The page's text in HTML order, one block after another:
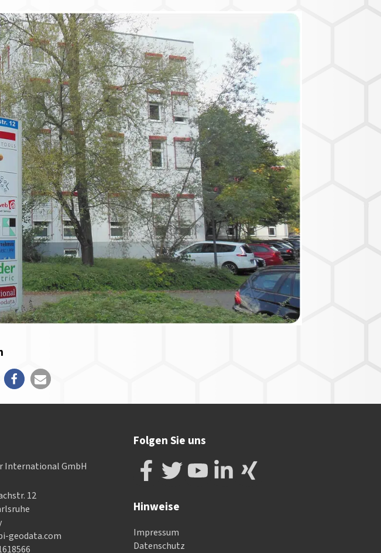
International GmbH
12
geodata.com
Folgen Sie uns
Hinweise
Impressum
Datenschutz